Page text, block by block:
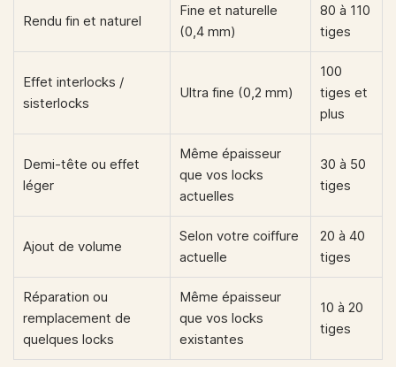
Rendu fin et naturel
Fine et naturelle
(0,4 mm)
80 à 110
tiges
Effet interlocks /
sisterlocks
Ultra fine (0,2 mm)
100
tiges et
plus
Demi-tête ou effet
léger
Même épaisseur
que vos locks
actuelles
30 à 50
tiges
Ajout de volume
Selon votre coiffure
actuelle
20 à 40
tiges
Réparation ou
remplacement de
quelques locks
Même épaisseur
que vos locks
existantes
10 à 20
tiges